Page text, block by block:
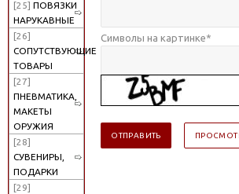
[25] ПОВЯЗКИ
НАРУКАВНЫЕ
[26]
СОПУТСТВУЮЩИЕ
ТОВАРЫ
[27]
ПНЕВМАТИКА,
МАКЕТЫ
ОРУЖИЯ
[28]
СУВЕНИРЫ,
ПОДАРКИ
[29]
Символы на картинке*